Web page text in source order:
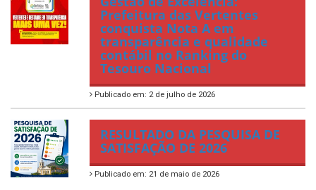
Prefeitura das Vertentes
conquista Nota A em
transparência e qualidade
contábil no Ranking do
Tesouro Nacional
Publicado em: 2 de julho de 2026
RESULTADO DA PESQUISA DE
SATISFAÇÃO DE 2026
Publicado em: 21 de maio de 2026